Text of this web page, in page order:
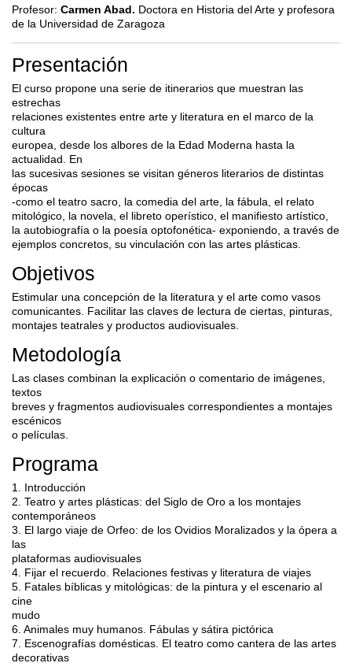
Profesor: Carmen Abad. Doctora en Historia del Arte y profesora
de la Universidad de Zaragoza
Presentación
El curso propone una serie de itinerarios que muestran las
estrechas
relaciones existentes entre arte y literatura en el marco de la
cultura
europea, desde los albores de la Edad Moderna hasta la
actualidad. En
las sucesivas sesiones se visitan géneros literarios de distintas
épocas
-como el teatro sacro, la comedia del arte, la fábula, el relato
mitológico, la novela, el libreto operístico, el manifiesto artístico,
la autobiografía o la poesía optofonética- exponiendo, a través de
ejemplos concretos, su vinculación con las artes plásticas.
Objetivos
Estimular una concepción de la literatura y el arte como vasos
comunicantes. Facilitar las claves de lectura de ciertas, pinturas,
montajes teatrales y productos audiovisuales.
Metodología
Las clases combinan la explicación o comentario de imágenes,
textos
breves y fragmentos audiovisuales correspondientes a montajes
escénicos
o películas.
Programa
1. Introducción
2. Teatro y artes plásticas: del Siglo de Oro a los montajes
contemporáneos
3. El largo viaje de Orfeo: de los Ovidios Moralizados y la ópera a
las
plataformas audiovisuales
4. Fijar el recuerdo. Relaciones festivas y literatura de viajes
5. Fatales bíblicas y mitológicas: de la pintura y el escenario al
cine
mudo
6. Animales muy humanos. Fábulas y sátira pictórica
7. Escenografías domésticas. El teatro como cantera de las artes
decorativas